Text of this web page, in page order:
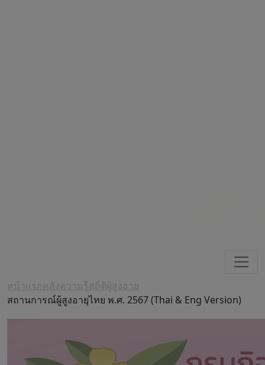
หน้าแรกคลังความรู้ สถิติผู้สูงอายุ
สถานการณ์ผู้สูงอายุไทย พ.ศ. 2567 (Thai & Eng Version)